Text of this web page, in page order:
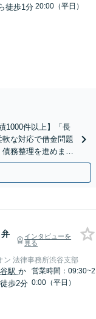
徒歩1分 20:00（平日）
1000件以上】「長
な対応で借金問題
務整理を進めます
弁
インタビューを
見る
ン 法律事務所渋谷支部
駅 か
歩2分
営業時間：09:30~2
0:00（平日）